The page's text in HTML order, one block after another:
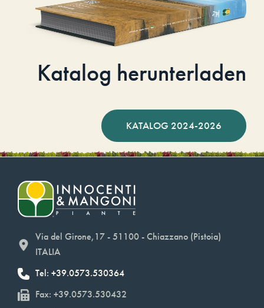
Katalog herunterladen
KATALOG 2024-2026
Via del Girone,17 - 51100 - Chiazzano (Pistoia)
ITALIA
Tel: +39.0573.530364
Fax: +39.0573.530432